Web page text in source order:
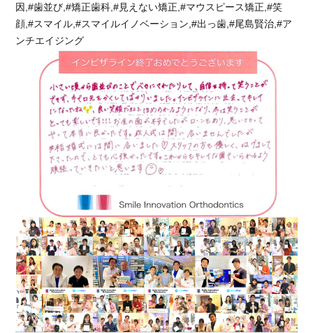
因,#歯並び,#矯正歯科,#見えない矯正,#マウスピース矯正,#笑
顔,#スマイル,#スマイルイノベーション,#出っ歯,#尾島賢治,#ア
ンチエイジング